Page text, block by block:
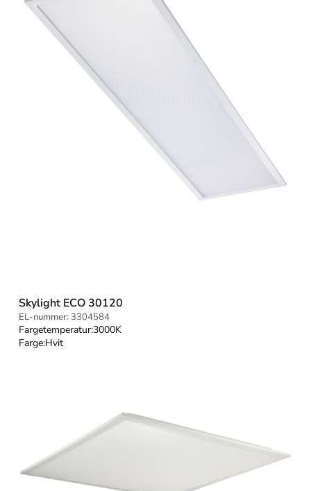
Skylight ECO 30120
EL-nummer: 3304584
Fargetemperatur:3000K
Farge:Hvit